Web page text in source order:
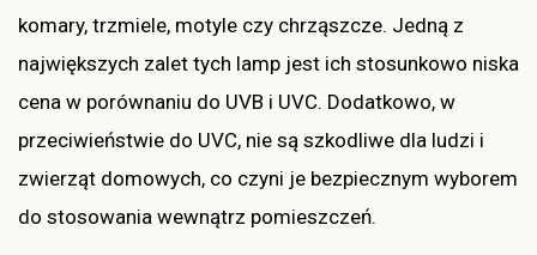
komary, trzmiele, motyle czy chrząszcze. Jedną z
największych zalet tych lamp jest ich stosunkowo niska
cena w porównaniu do UVB i UVC. Dodatkowo, w
przeciwieństwie do UVC, nie są szkodliwe dla ludzi i
zwierząt domowych, co czyni je bezpiecznym wyborem
do stosowania wewnątrz pomieszczeń.